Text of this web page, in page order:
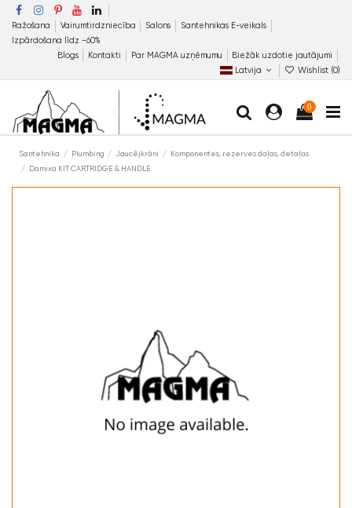
Ražošana Vairumtirdzniecība Salons
Santehnikas E-veikals
Izpārdošana līdz −60%
Blogs
Kontakti Par MAGMA uzņēmumu
Biežāk uzdotie jautājumi
Latvija
Wishlist (0)
0
Santehnika Plumbing Jaucējkrāni
Komponentes, rezerves daļas, detaļas
Damixa KIT CARTRIDGE & HANDLE